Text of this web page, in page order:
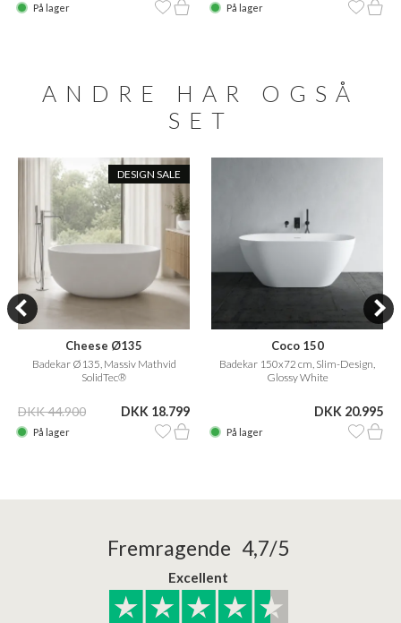
På lager På lager
ANDRE HAR OGSÅ
SET
DESIGN SALE
Cheese Ø135
Badekar Ø135, Massiv Mathvid
SolidTec®
DKK 44.900 DKK 18.799
På lager
Coco 150
Badekar 150x72 cm, Slim-Design,
Glossy White
DKK 20.995
På lager
Fremragende 4,7/5
Excellent